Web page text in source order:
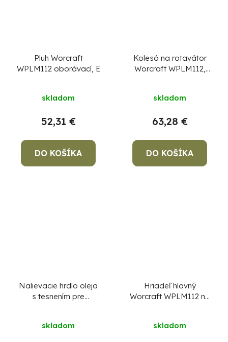
Pluh Worcraft
WPLM112 oborávací, E
skladom
52,31 €
DO KOŠÍKA
Kolesá na rotavátor
Worcraft WPLM112,
skladom
63,28 €
DO KOŠÍKA
Nalievacie hrdlo oleja
s tesnením pre
skladom
Hriadeľ hlavný
Worcraft WPLM112 na
skladom